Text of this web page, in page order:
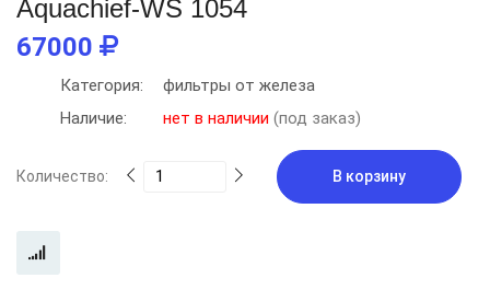
Aquachief-WS 1054
67000
Категория:
фильтры от железа
Наличие:
нет в наличии (под заказ)
Количество: В корзину